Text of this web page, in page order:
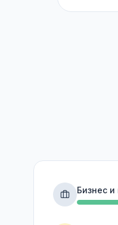
Бизнес